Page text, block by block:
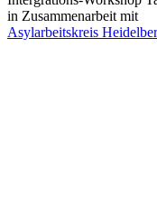
in Zusammenarbeit mit
Asylarbeitskreis